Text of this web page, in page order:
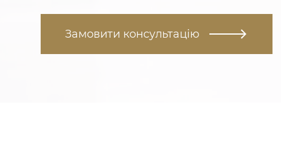
Замовити консультацію